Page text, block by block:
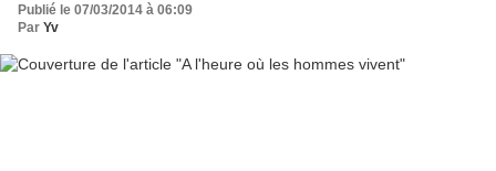
Publié le 07/03/2014 à 06:09
Par Yv